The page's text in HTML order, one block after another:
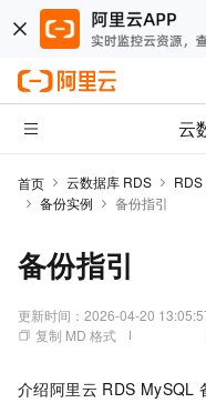
云
首页 云数据库 RDS
备份实例
备份指引
备份指引
更新时间： 2026-04-20
复制 MD 格式
介绍阿里云 RDS MySQL